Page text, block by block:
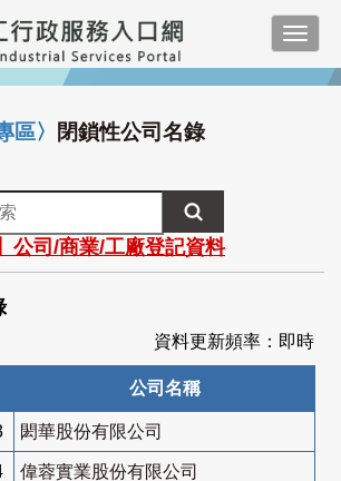
區〉 閉鎖性公司名錄
公司/商業/工廠登記資料
資料更新頻率：即時
公司名稱
閎華股份有限公司
偉蓉實業股份有限公司